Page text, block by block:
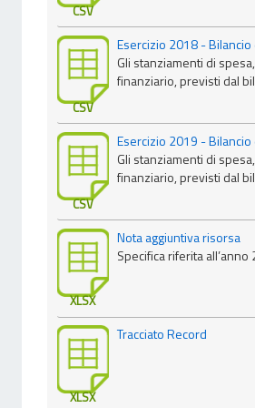
CSV
CSV
Esercizio 2018 -
Gli stanziamenti di
finanziario, previsti dal
CSV
Esercizio 2019 -
Gli stanziamenti di
finanziario, previsti dal
XLSX
Nota aggiuntiva risorsa
Specifica riferita all’anno
XLSX
Tracciato Record